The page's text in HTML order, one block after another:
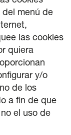
del menú de
las cookies
quiera
y/o
de los
a fin de que
el uso de